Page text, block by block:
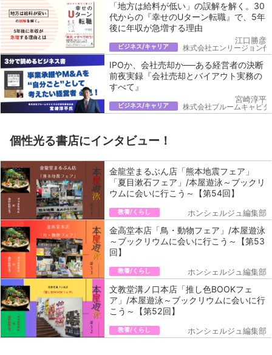
「地方は給料が低い」の誤解を解く。30
代からの『幸せのUターン転職』で、5年
後に年収が急増する理由
ビジネス/キャリア
江口勝彦
株式会社エンリージョン代
IPOか、会社売却か──ある経営者の決断
前夜実録『会社売却とバイアウト実務の
すべて』
ビジネス/キャリア
宮崎淳平
株式会社ブルームキャピ
個性光る書店にインタビュー！
金龍堂まるぶん店「熊本地震フェア」
「夏目漱石フェア」/本屋遊泳～ブックリ
ウムに会いに行こう～【第54回】
教養/くらし ホンシェルジュ編集部
金高堂本店「鳥・動物フェア」/本屋遊泳
～ブックリウムに会いに行こう～【第53
回】
教養/くらし ホンシェルジュ編集部
文教堂溝ノ口本店「推し色BOOKフェ
ア」/本屋遊泳～ブックリウムに会いに行
こう～【第52回】
教養/くらし ホンシェルジュ編集部